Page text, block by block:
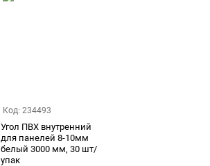
Код: 234493
Угол ПВХ внутренний
для панелей 8-10мм
белый 3000 мм, 30 шт/
упак